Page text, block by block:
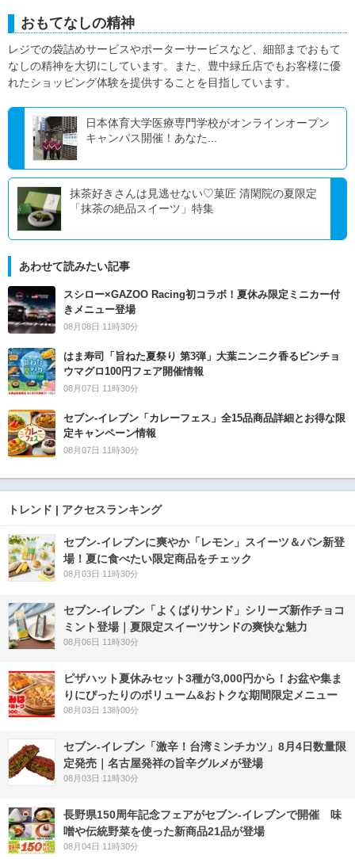
おもてなしの精神
レジでの袋詰めサービスやポーターサービスなど、細部までおもて
なしの精神を大切にしています。また、豊中緑丘店でもお客様に優
れたショッピング体験を提供することを目指しています。
日本体育大学医療専門学校がオンラインオープン
キャンパス開催！あなた...
抹茶好きさんは見逃せない♡菓匠 清閑院の夏限定
「抹茶の絶品スイーツ」特集
あわせて読みたい記事
スシロー×GAZOO Racing初コラボ！夏休み限定ミニカー付
きメニュー登場
08月08日 11時30分
はま寿司「旨ねた夏祭り 第3弾」大葉ニンニク香るビンチョ
ウマグロ100円フェア開催情報
08月07日 11時30分
セブン‐イレブン「カレーフェス」全15品商品詳細とお得な限
定キャンペーン情報
08月07日 11時30分
トレンド | アクセスランキング
セブン‐イレブンに爽やか「レモン」スイーツ＆パン新登
場！夏に食べたい限定商品をチェック
08月03日 11時30分
セブン‐イレブン「よくばりサンド」シリーズ新作チョコ
ミント登場｜夏限定スイーツサンドの爽快な魅力
08月06日 11時30分
ピザハット夏休みセット3種が3,000円から！お盆や集ま
りにぴったりのボリューム&おトクな期間限定メニュー
08月03日 13時00分
セブン-イレブン「激辛！台湾ミンチカツ」8月4日数量限
定発売｜名古屋発祥の旨辛グルメが登場
08月03日 11時30分
長野県150周年記念フェアがセブン-イレブンで開催 味
噌や伝統野菜を使った新商品21品が登場
08月04日 11時30分